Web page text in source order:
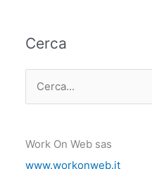
Cerca
Work On Web sas
www.workonweb.it